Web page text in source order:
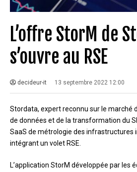
L’offre StorM de
s’ouvre au RSE
decideur-it 13 septembre 2022 12:00
Stordata, expert reconnu sur le marché
de données et de la transformation du
SaaS de métrologie des infrastructures
intégrant un volet RSE.
L’application StorM développée par les